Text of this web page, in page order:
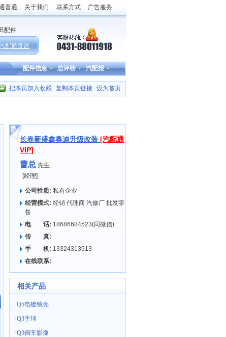
普通 关于我们 联系方式 广告服务
配件
配通直达
配件信息 总评榜 汽配报
把本页加入收藏 复制本页链接 设为首页
长春新盛鑫奥迪升级改装 [汽配通
VIP]
曹总 先生
[经理]
公司性质: 私有企业
经营模式: 经销 代理商 汽修厂 批发零
售
电 话: 18686684523(同微信)
传 真:
手 机: 13324313913
在线联系:
相关产品
·Q5电镀镜壳
·Q3手球
·Q3倒车影像